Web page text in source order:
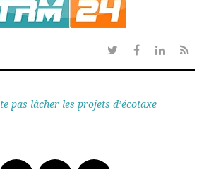
TwitterFacebook
Linkedin
RSS
pas lâcher les projets d’écotaxe